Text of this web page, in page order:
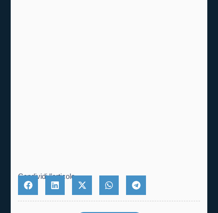
Condividi l’articolo